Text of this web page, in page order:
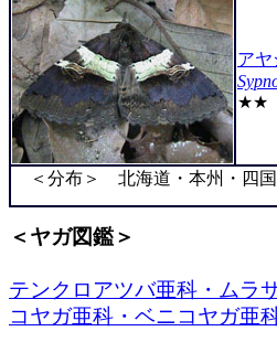
アヤ
★★
＜分布＞ 北海道・本州・四国
＜ヤガ図鑑＞
テンクロアツバ亜科・ムラ
コヤガ亜科・ベニコヤガ亜